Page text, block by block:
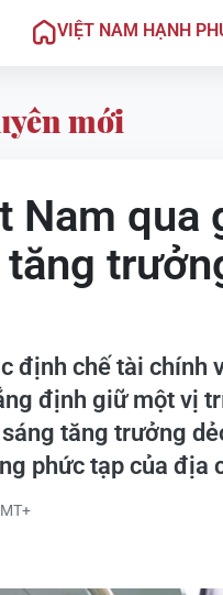
VIỆT NAM HẠNH
mới
Nam qua
định chế tài chính
định giữ một vị
tăng trưởng
phức tạp của địa